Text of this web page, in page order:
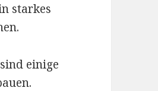
starkes
einige